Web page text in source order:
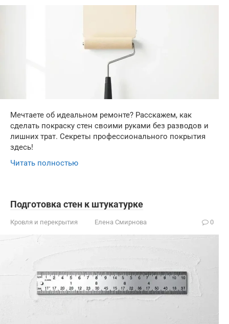
Мечтаете об идеальном ремонте? Расскажем, как
сделать покраску стен своими руками без разводов и
лишних трат. Секреты профессионального покрытия
здесь!
Читать полностью
Подготовка стен к штукатурке
Кровля и перекрытия Елена Смирнова 0